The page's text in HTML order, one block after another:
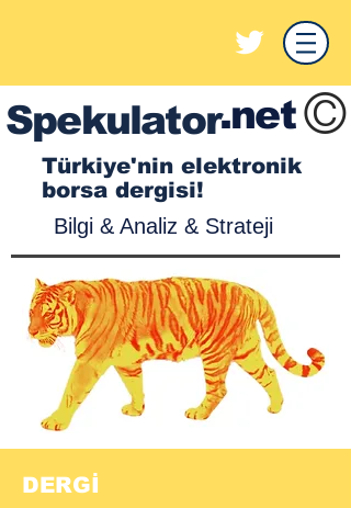
Spekulator
Türkiye'nin elektronik
borsa dergisi!
©
.net
Bilgi & Analiz & Strateji
DERGİ